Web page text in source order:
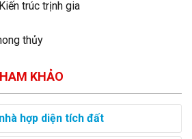
KHẢO
hợp diện tích đất